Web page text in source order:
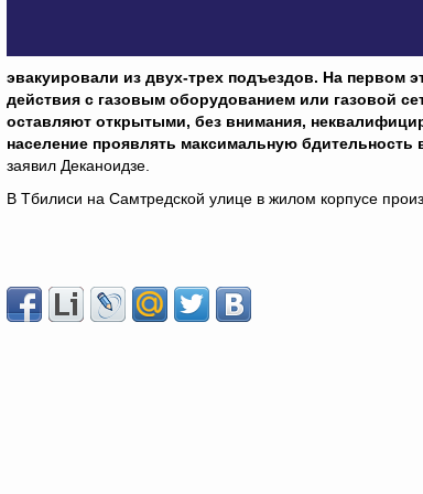
эвакуировали из двух-трех подъездов. На первом
действия с газовым оборудованием или газовой
оставляют открытыми, без внимания,
население проявлять максимальную
заявил Деканоидзе.
В Тбилиси на Самтредской улице в жилом корпусе